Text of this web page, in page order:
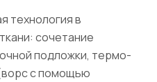
технология в
сочетание
подложки, термо-
с помощью